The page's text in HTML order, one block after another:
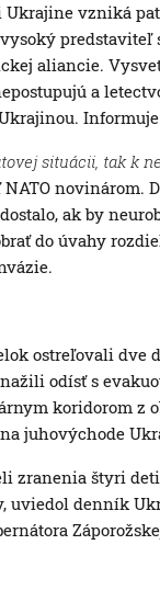
Ukrajine vzniká
predstaviteľ
aliancie.
a
Informuje
situácii, tak k
novinárom.
ak by
do úvahy
ostreľovali dve
odísť s
koridorom z
juhovýchode
zranenia štyri
uviedol denník